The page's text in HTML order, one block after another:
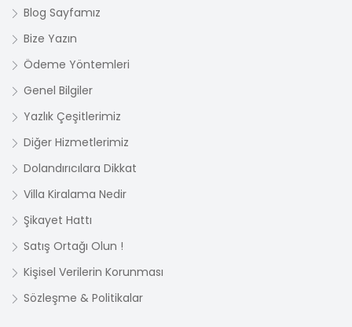
Blog Sayfamız
Bize Yazın
Ödeme Yöntemleri
Genel Bilgiler
Yazlık Çeşitlerimiz
Diğer Hizmetlerimiz
Dolandırıcılara Dikkat
Villa Kiralama Nedir
Şikayet Hattı
Satış Ortağı Olun !
Kişisel Verilerin Korunması
Sözleşme & Politikalar